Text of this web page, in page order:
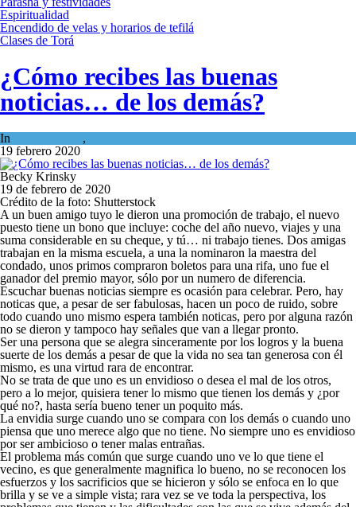
Espiritualidad
Encendido de velas y horarios de tefilá
Clases de Torá
¿Cómo recibes las buenas
noticias… de los demás?
In ,
19 febrero 2020
Becky Krinsky
19 de febrero de 2020
Crédito de la foto: Shutterstock
A un buen amigo tuyo le dieron una promoción de trabajo, el nuevo
puesto tiene un bono que incluye: coche del año nuevo, viajes y una
suma considerable en su cheque, y tú… ni trabajo tienes. Dos amigas
trabajan en la misma escuela, a una la nominaron la maestra del
condado, unos primos compraron boletos para una rifa, uno fue el
ganador del premio mayor, sólo por un numero de diferencia.
Escuchar buenas noticias siempre es ocasión para celebrar. Pero, hay
noticas que, a pesar de ser fabulosas, hacen un poco de ruido, sobre
todo cuando uno mismo espera también noticas, pero por alguna razón
no se dieron y tampoco hay señales que van a llegar pronto.
Ser una persona que se alegra sinceramente por los logros y la buena
suerte de los demás a pesar de que la vida no sea tan generosa con él
mismo, es una virtud rara de encontrar.
No se trata de que uno es un envidioso o desea el mal de los otros,
pero a lo mejor, quisiera tener lo mismo que tienen los demás y ¿por
qué no?, hasta sería bueno tener un poquito más.
La envidia surge cuando uno se compara con los demás o cuando uno
piensa que uno merece algo que no tiene. No siempre uno es envidioso
por ser ambicioso o tener malas entrañas.
El problema más común que surge cuando uno ve lo que tiene el
vecino, es que generalmente magnifica lo bueno, no se reconocen los
esfuerzos y los sacrificios que se hicieron y sólo se enfoca en lo que
brilla y se ve a simple vista; rara vez se ve toda la perspectiva, los